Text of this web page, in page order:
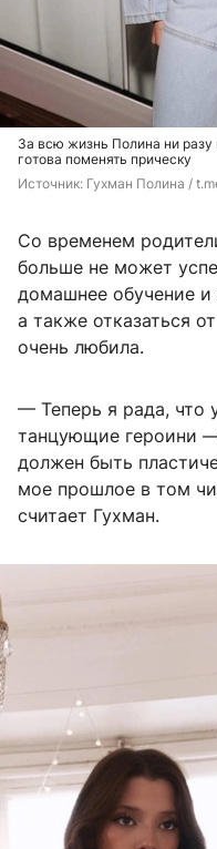
За всю жизнь Полина ни
готова поменять прическу
Источник: Гухман Полина /
Со временем
больше не может
домашнее обучение и
а также отказаться
очень любила.
— Теперь я рада, что
танцующие героини
должен быть
мое прошлое в том
считает Гухман.